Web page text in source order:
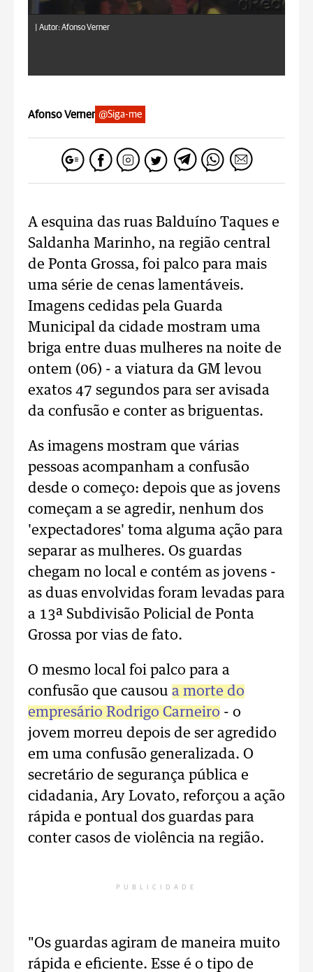
Autor: Afonso Verner
Afonso Verner @Siga-me
A esquina das ruas Balduíno Taques e
Saldanha Marinho, na região central
de Ponta Grossa, foi palco para mais
uma série de cenas lamentáveis.
Imagens cedidas pela Guarda
Municipal da cidade mostram uma
briga entre duas mulheres na noite de
ontem (06) - a viatura da GM levou
exatos 47 segundos para ser avisada
da confusão e conter as briguentas.
As imagens mostram que várias
pessoas acompanham a confusão
desde o começo: depois que as jovens
começam a se agredir, nenhum dos
'expectadores' toma alguma ação para
separar as mulheres. Os guardas
chegam no local e contém as jovens -
as duas envolvidas foram levadas para
a 13ª Subdivisão Policial de Ponta
Grossa por vias de fato.
O mesmo local foi palco para a
confusão que causou a morte do
empresário Rodrigo Carneiro - o
jovem morreu depois de ser agredido
em uma confusão generalizada. O
secretário de segurança pública e
cidadania, Ary Lovato, reforçou a ação
rápida e pontual dos guardas para
conter casos de violência na região.
PUBLICIDADE
"Os guardas agiram de maneira muito
rápida e eficiente. Esse é o tipo de